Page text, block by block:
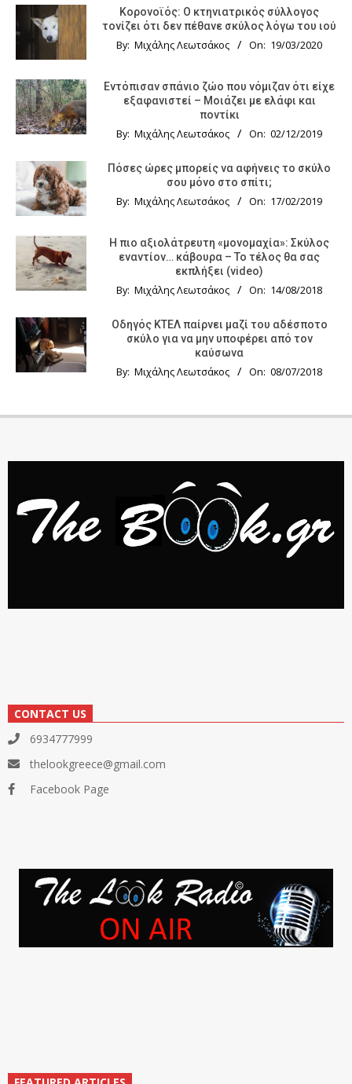
Κορονοϊός: Ο κτηνιατρικός σύλλογος
τονίζει ότι δεν πέθανε σκύλος λόγω του ιού
By: Μιχάλης Λεωτσάκος On: 19/03/2020
Εντόπισαν σπάνιο ζώο που νόμιζαν ότι είχε
εξαφανιστεί – Μοιάζει με ελάφι και
ποντίκι
By: Μιχάλης Λεωτσάκος On: 02/12/2019
Πόσες ώρες μπορείς να αφήνεις το σκύλο
σου μόνο στο σπίτι;
By: Μιχάλης Λεωτσάκος On: 17/02/2019
Η πιο αξιολάτρευτη «μονομαχία»: Σκύλος
εναντίον… κάβουρα – Το τέλος θα σας
εκπλήξει (video)
By: Μιχάλης Λεωτσάκος On: 14/08/2018
Οδηγός KTΕΛ παίρνει μαζί του αδέσποτο
σκύλο για να μην υποφέρει από τον
καύσωνα
By: Μιχάλης Λεωτσάκος On: 08/07/2018
CONTACT US
6934777999
thelookgreece@gmail.com
Facebook Page